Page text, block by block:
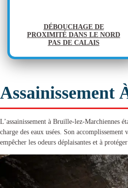
DÉBOUCHAGE DE
PROXIMITÉ DANS LE NORD
PAS DE CALAIS
Assainissement
L’assainissement à Bruille-lez-Marchiennes
charge des eaux usées. Son
empêcher les odeurs déplaisantes et à